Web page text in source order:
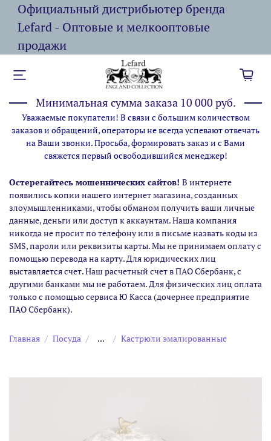
Официальный дистрибьютер бренда
Lefard - Оптовые и мелкооптовые
продажи
Минимальная сумма заказа 10 000 руб.
Уважаемые покупатели! В связи с большим количеством
заказов и обращений, операторы не всегда успевают отвечать
на Ваши звонки. Просьба, формировать заказ и с Вами
свяжется первый освободившийся менеджер!
Остерегайтесь мошеннических сайтов! В интернете
появились копии нашего интернет магазина,созданных
злоумышленниками, чтобы обманом получить ваши личные
данные, деньги или доступ к аккаунтам. Наша компания
никогда не просит по телефону или в письме назвать коды из
SMS, пароли или реквизиты карты. Мы не принимаем оплату с
помощью перевода на карту. Для юридических лиц
выставляется счет. Наш расчетный счет в ПАО Сбербанк, с
другими банками мы не работаем. Для физических лиц оплата
только с помощью сервиса Ю Касса (дочернее предприятие
ПАО Сбербанк).
Главная Посуда ... Кастрюли эмалированные